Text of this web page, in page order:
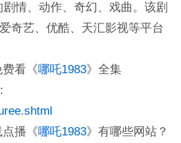
情、动作、奇幻、戏曲。该剧
奇艺、优酷、天汇影视等平台
费看《哪吒1983》全集
点播《哪吒1983》有哪些网站？